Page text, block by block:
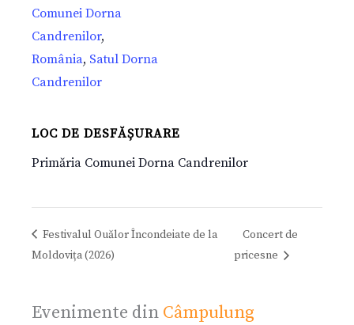
Comunei Dorna
Candrenilor,
România, Satul Dorna
Candrenilor
LOC DE DESFĂȘURARE
Primăria Comunei Dorna Candrenilor
Festivalul Ouălor Încondeiate de la
Moldovița (2026)
Concert de
pricesne
Evenimente din Câmpulung